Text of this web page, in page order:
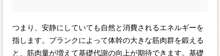
つまり、安静にしていても自然と消費されるエネルギーを
指します。プランクによって体幹の大きな筋肉群を鍛える
と、筋肉量が増えて基礎代謝の向上が期待できます。基礎